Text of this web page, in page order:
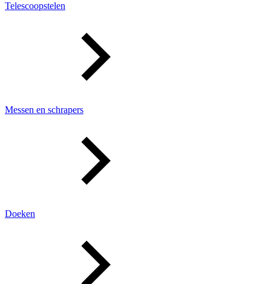
Telescoopstelen
Messen en schrapers
Doeken